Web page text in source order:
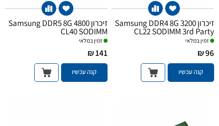
זיכרון Samsung DDR4 8G 3200
CL22 SODIMM 3rd Party
זמין במלאי
96 ₪
קנה עכשיו
זיכרון Samsung DDR5 8G 4800
CL40 SODIMM
זמין במלאי
141 ₪
קנה עכשיו